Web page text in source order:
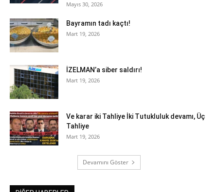
Mayıs 30, 2026
Bayramın tadı kaçtı!
Mart 19, 2026
İZELMAN’a siber saldırı!
Mart 19, 2026
Ve karar iki Tahliye İki Tutukluluk devamı, Üç
Tahliye
Mart 19, 2026
Devamını Göster